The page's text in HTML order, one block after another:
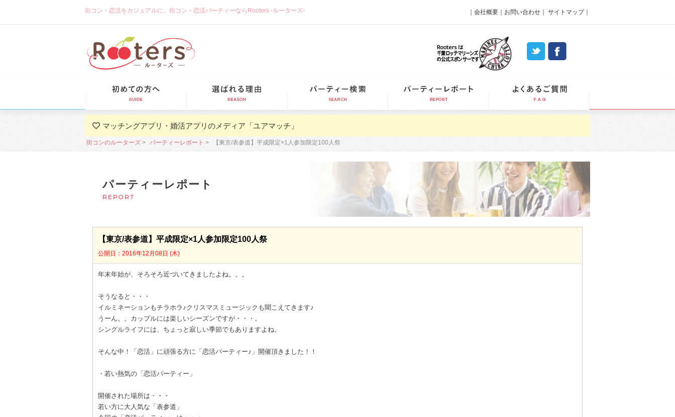
街コン・恋活をカジュアルに。街コン・恋活パーティーならRooters -ルーターズ- 会社概要 お問い合わせ サイトマップ｜
マッチングアプリ・婚活アプリのメディア「ユアマッチ」
街コンのルーターズ パーティーレポート 【東京/表参道】平成限定×1人参加限定100人祭
パーティーレポート
REPORT
【東京/表参道】平成限定×1人参加限定100人祭
公開日：2016年12月08日 (木)
年末年始が、そろそろ近づいてきましたよね。。。
そうなると・・・
イルミネーションもチラホラ♪クリスマスミュージックも聞こえてきます♪
うーん。。カップルには楽しいシーズンですが・・・。
シングルライフには、ちょっと寂しい季節でもありますよね。
そんな中！「恋活」に頑張る方に「恋活パーティー♪」開催頂きました！！
・若い熱気の「恋活パーティー」
開催された場所は・・・
若い方に大人気な「表参道」